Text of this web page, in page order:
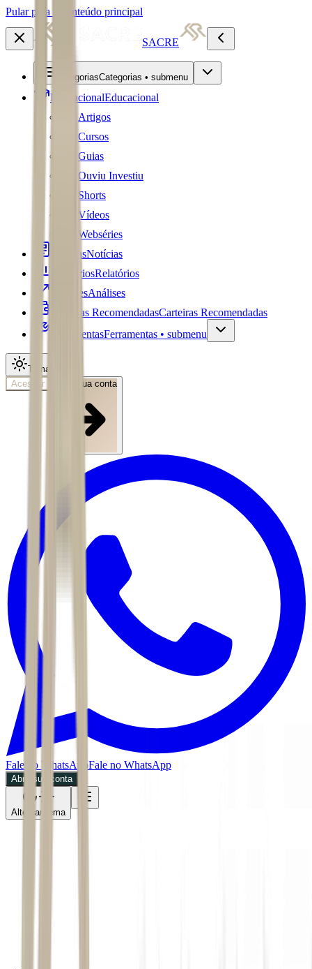
Pular para o conteúdo principal
SACRE
CategoriasCategorias • submenu
EducacionalEducacional
Artigos
Cursos
Guias
Ouviu Investiu
Shorts
Vídeos
Webséries
NotíciasNotícias
RelatóriosRelatórios
AnálisesAnálises
Carteiras RecomendadasCarteiras Recomendadas
FerramentasFerramentas • submenu
Tema
Acessar
Abra sua conta
Fale no WhatsAppFale no WhatsApp
Abra sua conta
Alternar tema